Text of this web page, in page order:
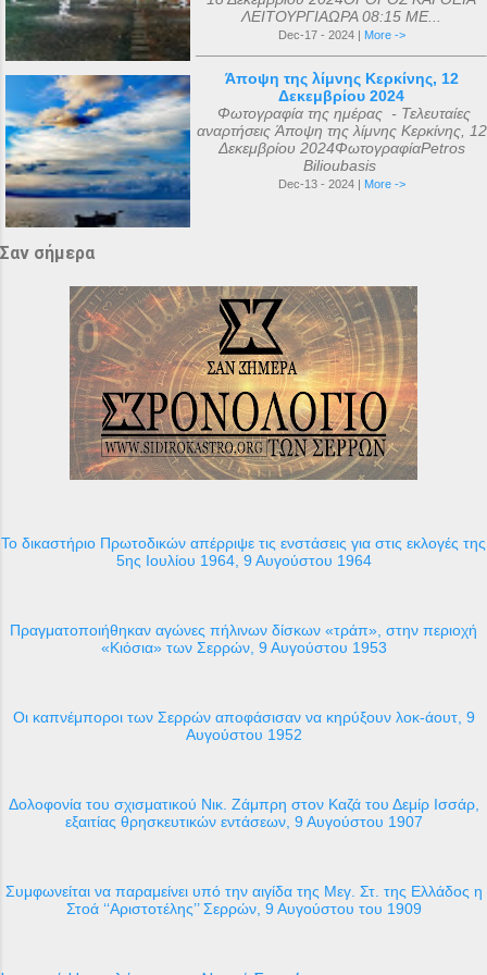
ΛΕΙΤΟΥΡΓΙΑΩΡΑ 08:15 ΜΕ...
Dec-17 - 2024 | More ->
Άποψη της λίμνης Κερκίνης, 12
Δεκεμβρίου 2024
Φωτογραφία της ημέρας - Τελευταίες
αναρτήσεις Άποψη της λίμνης Κερκίνης, 12
Δεκεμβρίου 2024ΦωτογραφίαPetros
Bilioubasis
Dec-13 - 2024 | More ->
Σαν σήμερα
Το δικαστήριο Πρωτοδικών απέρριψε τις ενστάσεις για στις εκλογές της
5ης Ιουλίου 1964, 9 Αυγούστου 1964
Πραγματοποιήθηκαν αγώνες πήλινων δίσκων «τράπ», στην περιοχή
«Κιόσια» των Σερρών, 9 Αυγούστου 1953
Οι καπνέμποροι των Σερρών αποφάσισαν να κηρύξουν λοκ-άουτ, 9
Αυγούστου 1952
Δολοφονία του σχισματικού Νικ. Ζάμπρη στον Καζά του Δεμίρ Ισσάρ,
εξαιτίας θρησκευτικών εντάσεων, 9 Αυγούστου 1907
Συμφωνείται να παραμείνει υπό την αιγίδα της Μεγ. Στ. της Ελλάδος η
Στοά ‘‘Αριστοτέλης’’ Σερρών, 9 Αυγούστου του 1909